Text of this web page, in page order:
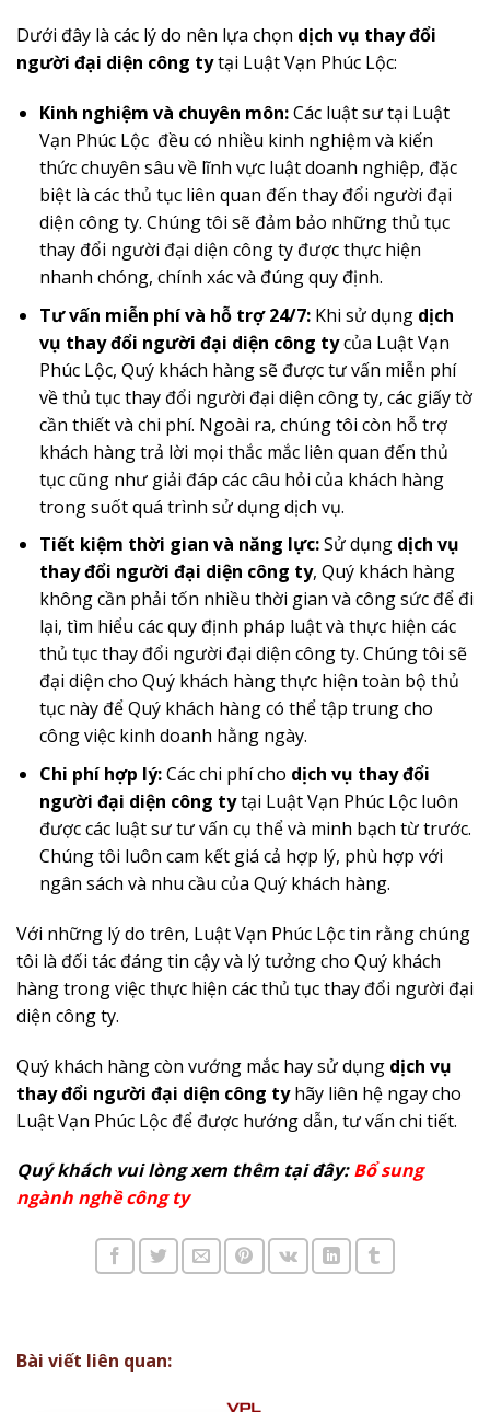
Dưới đây là các lý do nên lựa chọn dịch vụ thay đổi
người đại diện công tytại Luật Vạn Phúc Lộc:
Kinh nghiệm và chuyên môn:Các luật sư tại Luật
Vạn Phúc Lộc đều có nhiều kinh nghiệm và kiến
thức chuyên sâu về lĩnh vực luật doanh nghiệp, đặc
biệt là các thủ tục liên quan đến thay đổi người đại
diện công ty. Chúng tôi sẽ đảm bảo những thủ tục
thay đổi người đại diện công ty được thực hiện
nhanh chóng, chính xác và đúng quy định.
Tư vấn miễn phí và hỗ trợ 24/7: Khi sử dụng dịch
vụ thay đổi người đại diện công tycủa Luật Vạn
Phúc Lộc, Quý khách hàng sẽ được tư vấn miễn phí
về thủ tục thay đổi người đại diện công ty, các giấy tờ
cần thiết và chi phí. Ngoài ra, chúng tôi còn hỗ trợ
khách hàng trả lời mọi thắc mắc liên quan đến thủ
tục cũng như giải đáp các câu hỏi của khách hàng
trong suốt quá trình sử dụng dịch vụ.
Tiết kiệm thời gian và năng lực:Sử dụng dịch vụ
thay đổi người đại diện công ty, Quý khách hàng
không cần phải tốn nhiều thời gian và công sức để đi
lại, tìm hiểu các quy định pháp luật và thực hiện các
thủ tục thay đổi người đại diện công ty. Chúng tôi sẽ
đại diện cho Quý khách hàng thực hiện toàn bộ thủ
tục này để Quý khách hàng có thể tập trung cho
công việc kinh doanh hằng ngày.
Chi phí hợp lý:Các chi phí cho dịch vụ thay đổi
người đại diện công tytại Luật Vạn Phúc Lộc luôn
được các luật sư tư vấn cụ thể và minh bạch từ trước.
Chúng tôi luôn cam kết giá cả hợp lý, phù hợp với
ngân sách và nhu cầu của Quý khách hàng.
Với những lý do trên, Luật Vạn Phúc Lộc tin rằng chúng
tôi là đối tác đáng tin cậy và lý tưởng cho Quý khách
hàng trong việc thực hiện các thủ tục thay đổi người đại
diện công ty.
Quý khách hàng còn vướng mắc hay sử dụng dịch vụ
thay đổi người đại diện công ty hãy liên hệ ngay cho
Luật Vạn Phúc Lộc để được hướng dẫn, tư vấn chi tiết.
Quý khách vui lòng xem thêm tại đây:Bổ sung
ngành nghề công ty
Bài viết liên quan: